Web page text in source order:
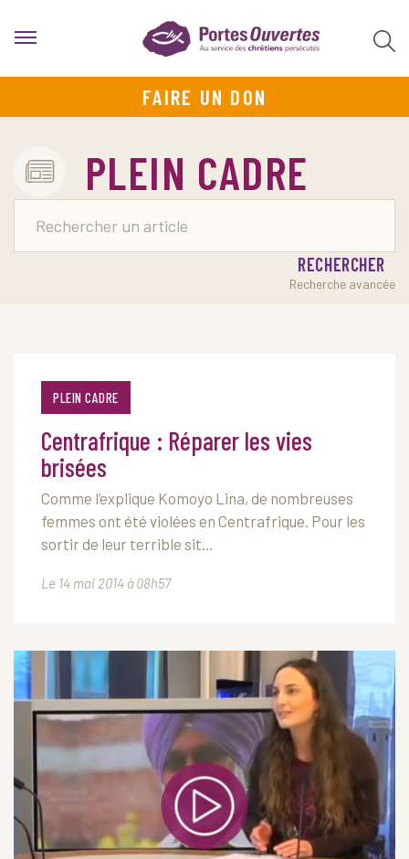
FAIRE UN DON
PLEIN CADRE
RECHERCHER
Recherche avancée
PLEIN CADRE
Centrafrique : Réparer les vies
brisées
Comme l’explique Komoyo Lina, de nombreuses
femmes ont été violées en Centrafrique. Pour les
sortir de leur terrible sit...
Le 14 mai 2014 à 08h57